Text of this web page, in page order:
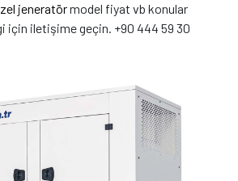
jeneratörmodel fiyat vb konular
için iletişime geçin. +90 444 59 30